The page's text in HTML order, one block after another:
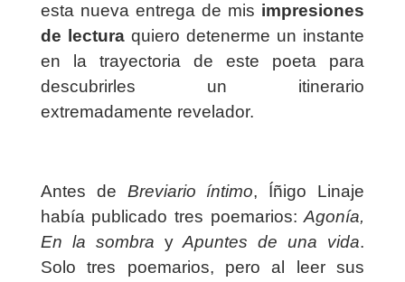
esta nueva entrega de mis impresiones
de lecturaquiero detenerme un instante
en la trayectoria de este poeta para
descubrirles un itinerario
extremadamente revelador.
Antes de Breviario íntimo, Íñigo Linaje
había publicado tres poemarios:Agonía,
En la sombra yApuntes de una vida.
Solo tres poemarios, pero al leer sus